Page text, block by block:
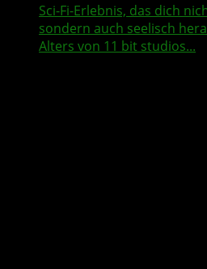
Sci-Fi-Erlebnis, das dich
sondern auch seelisch
Alters von 11 bit studios...